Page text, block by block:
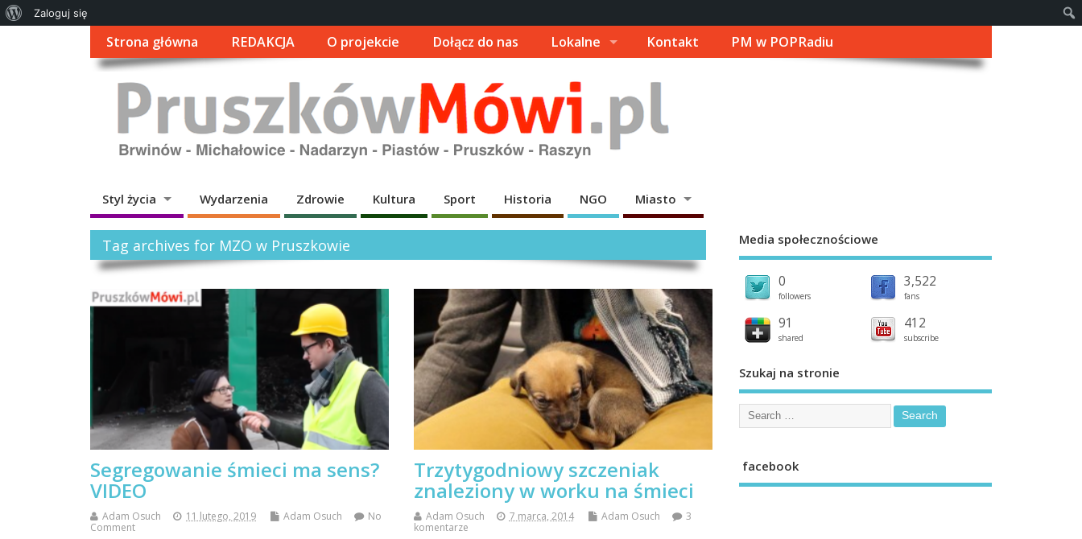
Strona główna REDAKCJA O projekcie Dołącz do nas Lokalne Kontakt PM w POPRadiu
Styl życia Wydarzenia Zdrowie Kultura Sport Historia NGO Miasto
Tag archives for MZO w Pruszkowie
Segregowanie śmieci ma sens?
VIDEO
Adam Osuch 11 lutego, 2019 Adam Osuch
No
Comment
Trzytygodniowy szczeniak
znaleziony w worku na śmieci
Adam Osuch 7 marca, 2014 Adam Osuch
3
komentarze
Media społecznościowe
0
followers
3,522
fans
91
shared
412
subscribe
Szukaj na stronie
facebook
Zaloguj się